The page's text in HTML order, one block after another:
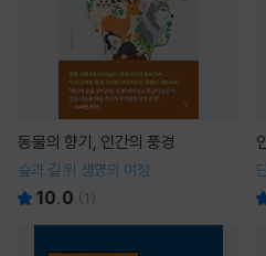
동물의 향기, 인간의 풍경
숲과 길 위 생명의 여정
10.0 (1 )